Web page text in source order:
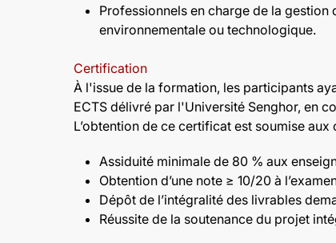
Professionnels en charge de la
environnementale ou technologique.
Certification
À l'issue de la formation, les participants
ECTS délivré par l'Université Senghor, en
L’obtention de ce certificat est soumise
Assiduité minimale de 80 % aux
Obtention d’une note ≥ 10/20 à
Dépôt de l’intégralité des livrables
Réussite de la soutenance du projet